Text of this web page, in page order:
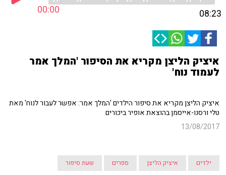
00:00 08:23
איציק הליצן מקריא את הסיפור 'המלך אמר
לעמוד נוח'
איציק הליצן מקריא את סיפור הילדים 'המלך אמר: אפשר לעבור לנוח' מאת
טלי ורסנו-אייסמן בהוצאת אופיר ביכורים
13/08/2017
ילדים איציק הליצן ספרים שעת סיפור